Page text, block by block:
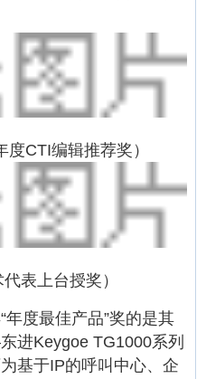
度CTI编辑推荐奖）
表上台授奖）
度最佳产品”奖的是其
进Keygoe TG1000系列
基于IP的呼叫中心、企